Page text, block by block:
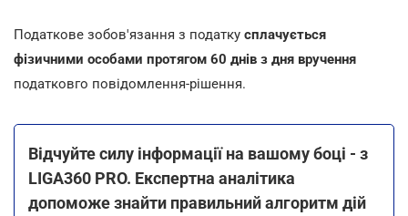
Податкове зобов'язання з податку сплачується
фізичними особами протягом 60 днів з дня вручення
податковго повідомлення-рішення.
Відчуйте силу інформації на вашому боці - з
LIGA360 PRO. Експертна аналітика
допоможе знайти правильний алгоритм дій